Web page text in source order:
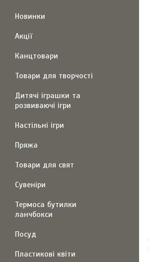
Новинки
Акції
Канцтовари
Товари для творчості
Дитячі іграшки та
розвиваючі ігри
Настільні ігри
Пряжа
Товари для свят
Сувеніри
Термоса бутилки
ланчбокси
Посуд
Пластикові квіти